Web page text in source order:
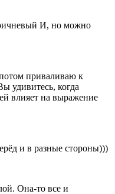
И, но можно
приваливаю к
удивитесь, когда
влияет на выражение
и в разные стороны)))
Она-то все и